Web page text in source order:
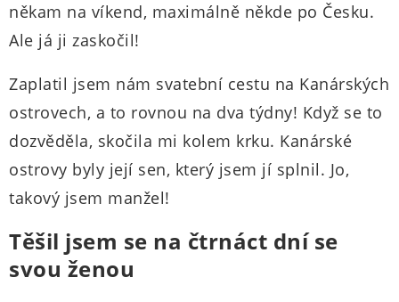
někam na víkend, maximálně někde po Česku.
Ale já ji zaskočil!
Zaplatil jsem nám svatební cestu na Kanárských
ostrovech, a to rovnou na dva týdny! Když se to
dozvěděla, skočila mi kolem krku. Kanárské
ostrovy byly její sen, který jsem jí splnil. Jo,
takový jsem manžel!
Těšil jsem se na čtrnáct dní se
svou ženou